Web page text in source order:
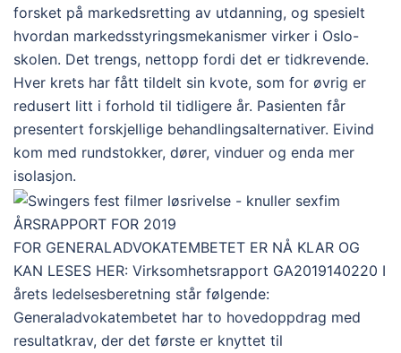
forsket på markedsretting av utdanning, og spesielt
hvordan markedsstyringsmekanismer virker i Oslo-
skolen. Det trengs, nettopp fordi det er tidkrevende.
Hver krets har fått tildelt sin kvote, som for øvrig er
redusert litt i forhold til tidligere år. Pasienten får
presentert forskjellige behandlingsalternativer. Eivind
kom med rundstokker, dører, vinduer og enda mer
isolasjon.
ÅRSRAPPORT FOR 2019
FOR GENERALADVOKATEMBETET ER NÅ KLAR OG
KAN LESES HER: Virksomhetsrapport GA2019140220 I
årets ledelsesberetning står følgende:
Generaladvokatembetet har to hovedoppdrag med
resultatkrav, der det første er knyttet til